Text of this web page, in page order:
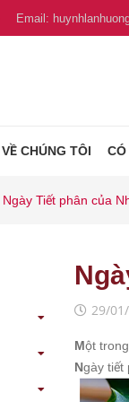
Email:
VỀ CHÚNG TÔI CÓ
Ngày Tiết phân của
29/
Một
Ngày tiết